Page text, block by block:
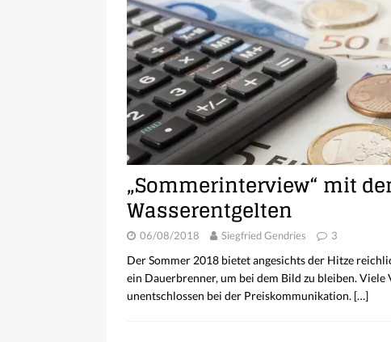
„Sommerinterview“ mit
Wasserentgelten
06/08/2018 Siegfried Gendries 3
Der Sommer 2018 bietet angesichts der Hitze
ein Dauerbrenner, um bei dem Bild zu bleiben.
unentschlossen bei der Preiskommunikation. […]